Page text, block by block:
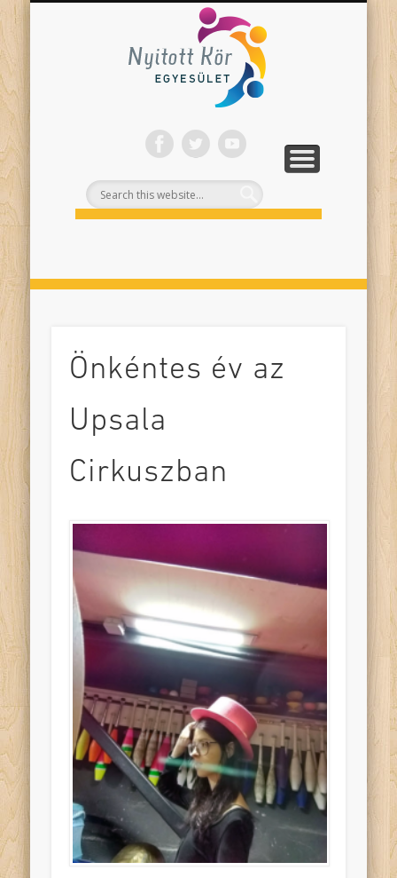
SZÍNHÁZI NEVELÉS
ONLINE PROGRAMJAINK
FELNŐTTEKNEK
PROJEKTEK
RÓLUNK
TÁMOGASS!
Önkéntes év az
Upsala
Cirkuszban